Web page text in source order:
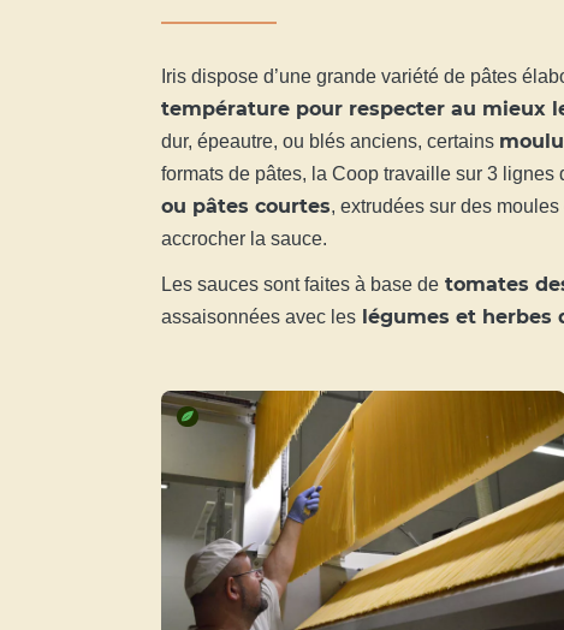
Iris dispose d’une grande variété de pâtes
température pour respecter au mieux
dur, épeautre, ou blés anciens, certains
formats de pâtes, la Coop travaille sur 3 lignes
ou pâtes courtes, extrudées sur des
accrocher la sauce.
Les sauces sont faites à base de tomates
assaisonnées avec les légumes et herbes